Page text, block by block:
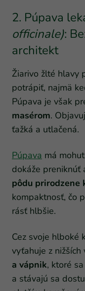
2. Púpava
officinale):
architekt
Žiarivo žlté hlavy
potrápiť, najmä
Púpava je však
masérom.
ťažká a utlačená.
Púpava má
dokáže preniknúť
pôdu prirodzene
kompaktnosť, čo
rásť hlbšie.
Cez svoje hlboké
vyťahuje z nižších
a vápnik, ktoré
a stávajú sa